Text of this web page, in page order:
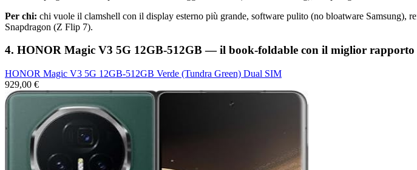
Per chi: chi vuole il clamshell con il display esterno più grande, software pulito (no bloatware Samsung),
Snapdragon (Z Flip 7).
4. HONOR Magic V3 5G 12GB-512GB — il book-foldable con il miglior rapporto
HONOR Magic V3 5G 12GB-512GB Verde (Tundra Green) Dual SIM
929,00 €